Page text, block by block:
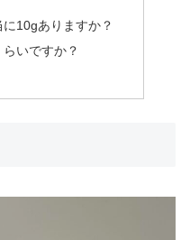
10gありますか？
いですか？